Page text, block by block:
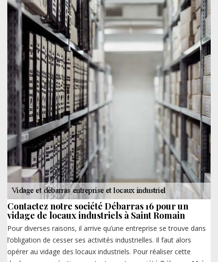
Contactez notre société Débarras 16 pour un
vidage de locaux industriels à Saint Romain
Pour diverses raisons, il arrive qu’une entreprise se trouve dans
l’obligation de cesser ses activités industrielles. Il faut alors
opérer au vidage des locaux industriels. Pour réaliser cette